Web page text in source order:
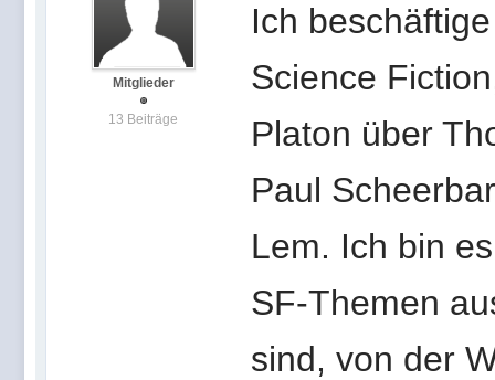
Mitglieder
13 Beiträge
Ich
Science
Platon über
Paul
Lem. Ich bin
SF-Themen
sind, von der